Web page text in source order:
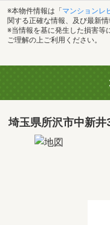
※本物件情報は「 マンションレ
関する正確な情報、及び最新
※当情報を基に発生した損害等
ご理解の上ご利用ください。
埼玉県所沢市中新